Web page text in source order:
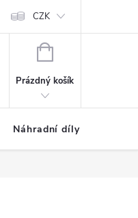
CZK
NÁKUPNÍ
Prázdný košík
Náhradní díly